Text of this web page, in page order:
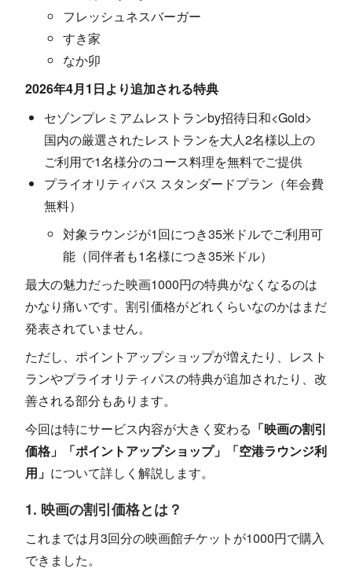
フレッシュネスバーガー
すき家
なか卯
2026年4月1日より追加される特典
セゾンプレミアムレストランby招待日和<Gold>
国内の厳選されたレストランを大人2名様以上の
ご利用で1名様分のコース料理を無料でご提供
プライオリティパス スタンダードプラン（年会費
無料）
対象ラウンジが1回につき35米ドルでご利用可
能（同伴者も1名様につき35米ドル）
最大の魅力だった映画1000円の特典がなくなるのは
かなり痛いです。割引価格がどれくらいなのかはまだ
発表されていません。
ただし、ポイントアップショップが増えたり、レスト
ランやプライオリティパスの特典が追加されたり、改
善される部分もあります。
今回は特にサービス内容が大きく変わる 「映画の割引
価格」「ポイントアップショップ」「空港ラウンジ利
用」 について詳しく解説します。
1. 映画の割引価格とは？
これまでは月3回分の映画館チケットが1000円で購入
できました。